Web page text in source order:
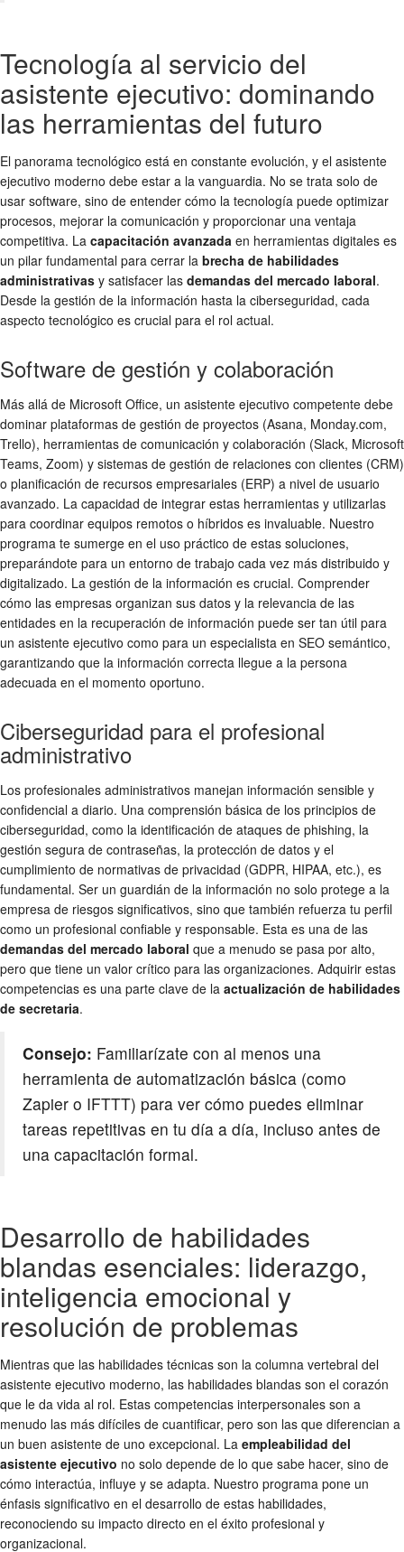
Tecnología al servicio del
asistente ejecutivo: dominando
las herramientas del futuro
El panorama tecnológico está en constante evolución, y el asistente
ejecutivo moderno debe estar a la vanguardia. No se trata solo de
usar software, sino de entender cómo la tecnología puede optimizar
procesos, mejorar la comunicación y proporcionar una ventaja
competitiva. La capacitación avanzada en herramientas digitales es
un pilar fundamental para cerrar la brecha de habilidades
administrativas y satisfacer las demandas del mercado laboral.
Desde la gestión de la información hasta la ciberseguridad, cada
aspecto tecnológico es crucial para el rol actual.
Software de gestión y colaboración
Más allá de Microsoft Office, un asistente ejecutivo competente debe
dominar plataformas de gestión de proyectos (Asana, Monday.com,
Trello), herramientas de comunicación y colaboración (Slack, Microsoft
Teams, Zoom) y sistemas de gestión de relaciones con clientes (CRM)
o planificación de recursos empresariales (ERP) a nivel de usuario
avanzado. La capacidad de integrar estas herramientas y utilizarlas
para coordinar equipos remotos o híbridos es invaluable. Nuestro
programa te sumerge en el uso práctico de estas soluciones,
preparándote para un entorno de trabajo cada vez más distribuido y
digitalizado. La gestión de la información es crucial. Comprender
cómo las empresas organizan sus datos y la relevancia de las
entidades en la recuperación de información puede ser tan útil para
un asistente ejecutivo como para un especialista en SEO semántico,
garantizando que la información correcta llegue a la persona
adecuada en el momento oportuno.
Ciberseguridad para el profesional
administrativo
Los profesionales administrativos manejan información sensible y
confidencial a diario. Una comprensión básica de los principios de
ciberseguridad, como la identificación de ataques de phishing, la
gestión segura de contraseñas, la protección de datos y el
cumplimiento de normativas de privacidad (GDPR, HIPAA, etc.), es
fundamental. Ser un guardián de la información no solo protege a la
empresa de riesgos significativos, sino que también refuerza tu perfil
como un profesional confiable y responsable. Esta es una de las
demandas del mercado laboral que a menudo se pasa por alto,
pero que tiene un valor crítico para las organizaciones. Adquirir estas
competencias es una parte clave de la actualización de habilidades
de secretaria.
Consejo: Familiarízate con al menos una
herramienta de automatización básica (como
Zapier o IFTTT) para ver cómo puedes eliminar
tareas repetitivas en tu día a día, incluso antes de
una capacitación formal.
Desarrollo de habilidades
blandas esenciales: liderazgo,
inteligencia emocional y
resolución de problemas
Mientras que las habilidades técnicas son la columna vertebral del
asistente ejecutivo moderno, las habilidades blandas son el corazón
que le da vida al rol. Estas competencias interpersonales son a
menudo las más difíciles de cuantificar, pero son las que diferencian a
un buen asistente de uno excepcional. La empleabilidad del
asistente ejecutivo no solo depende de lo que sabe hacer, sino de
cómo interactúa, influye y se adapta. Nuestro programa pone un
énfasis significativo en el desarrollo de estas habilidades,
reconociendo su impacto directo en el éxito profesional y
organizacional.